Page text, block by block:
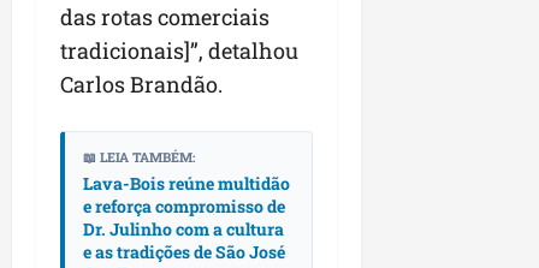
das rotas comerciais
tradicionais]”, detalhou
Carlos Brandão.
📖 LEIA TAMBÉM:
Lava-Bois reúne multidão
e reforça compromisso de
Dr. Julinho com a cultura
e as tradições de São José